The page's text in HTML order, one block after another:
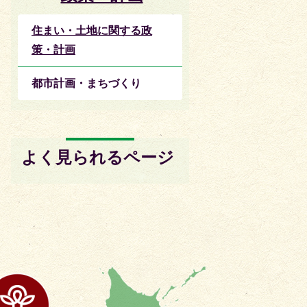
住まい・土地に関する政
策・計画
都市計画・まちづくり
よく見られるページ